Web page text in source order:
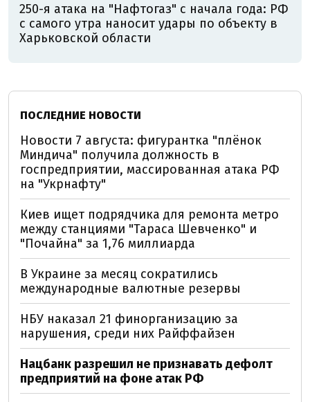
250-я атака на "Нафтогаз" с начала года: РФ
с самого утра наносит удары по объекту в
Харьковской области
ПОСЛЕДНИЕ НОВОСТИ
Новости 7 августа: фигурантка "плёнок
Миндича" получила должность в
госпредприятии, массированная атака РФ
на "Укрнафту"
Киев ищет подрядчика для ремонта метро
между станциями "Тараса Шевченко" и
"Почайна" за 1,76 миллиарда
В Украине за месяц сократились
международные валютные резервы
НБУ наказал 21 финорганизацию за
нарушения, среди них Райффайзен
Нацбанк разрешил не признавать дефолт
предприятий на фоне атак РФ